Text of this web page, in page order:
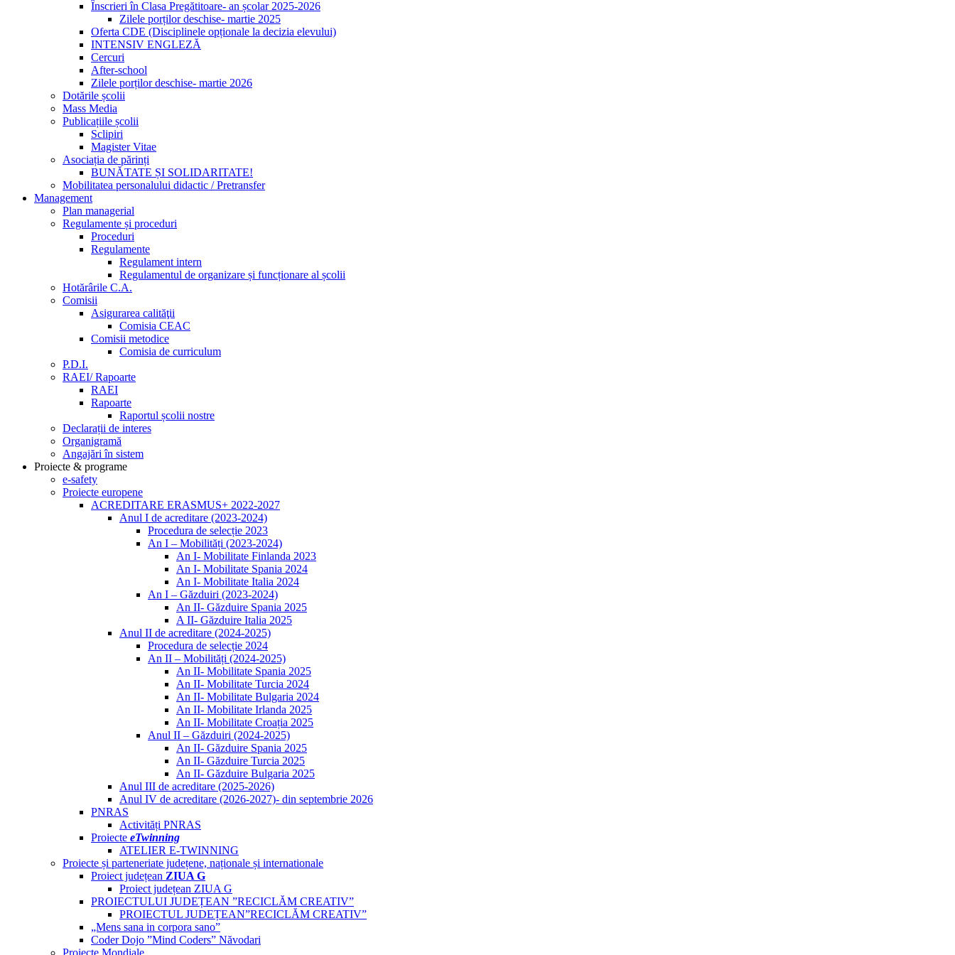
Înscrieri în Clasa Pregătitoare- an școlar 2025-2026
Zilele porților deschise- martie 2025
Oferta CDE (Disciplinele opționale la decizia elevului)
INTENSIV ENGLEZĂ
Cercuri
After-school
Zilele porților deschise- martie 2026
Dotările școlii
Mass Media
Publicațiile școlii
Sclipiri
Magister Vitae
Asociația de părinți
BUNĂTATE ȘI SOLIDARITATE!
Mobilitatea personalului didactic / Pretransfer
Management
Plan managerial
Regulamente și proceduri
Proceduri
Regulamente
Regulament intern
Regulamentul de organizare și funcționare al școlii
Hotărârile C.A.
Comisii
Asigurarea calităţii
Comisia CEAC
Comisii metodice
Comisia de curriculum
P.D.I.
RAEI/ Rapoarte
RAEI
Rapoarte
Raportul școlii nostre
Declarații de interes
Organigramă
Angajări în sistem
Proiecte & programe
e-safety
Proiecte europene
ACREDITARE ERASMUS+ 2022-2027
Anul I de acreditare (2023-2024)
Procedura de selecție 2023
An I – Mobilități (2023-2024)
An I- Mobilitate Finlanda 2023
An I- Mobilitate Spania 2024
An I- Mobilitate Italia 2024
An I – Găzduiri (2023-2024)
An II- Găzduire Spania 2025
A II- Găzduire Italia 2025
Anul II de acreditare (2024-2025)
Procedura de selecție 2024
An II – Mobilități (2024-2025)
An II- Mobilitate Spania 2025
An II- Mobilitate Turcia 2024
An II- Mobilitate Bulgaria 2024
An II- Mobilitate Irlanda 2025
An II- Mobilitate Croația 2025
Anul II – Găzduiri (2024-2025)
An II- Găzduire Spania 2025
An II- Găzduire Turcia 2025
An II- Găzduire Bulgaria 2025
Anul III de acreditare (2025-2026)
Anul IV de acreditare (2026-2027)- din septembrie 2026
PNRAS
Activități PNRAS
Proiecte eTwinning
ATELIER E-TWINNING
Proiecte și parteneriate județene, naționale și internationale
Proiect județean ZIUA G
Proiect județean ZIUA G
PROIECTULUI JUDEȚEAN ”RECICLĂM CREATIV”
PROIECTUL JUDEȚEAN”RECICLĂM CREATIV”
„Mens sana in corpora sano”
Coder Dojo ”Mind Coders” Năvodari
Proiecte Mondiale